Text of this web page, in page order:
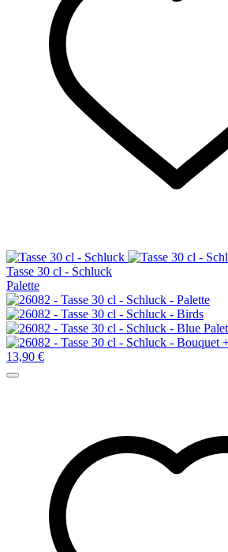
Tasse 30 cl - Schluck
Palette
13,90 €